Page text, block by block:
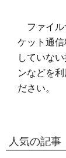
ファイ
ケット通
していな
ンなどを
ださい。
人気の記事